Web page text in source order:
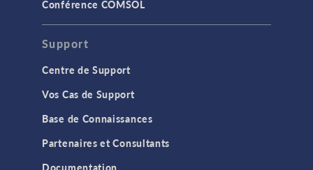
Conférence COMSOL
Support
Centre de Support
Vos Cas de Support
Base de Connaissances
Partenaires et Consultants
Documentation